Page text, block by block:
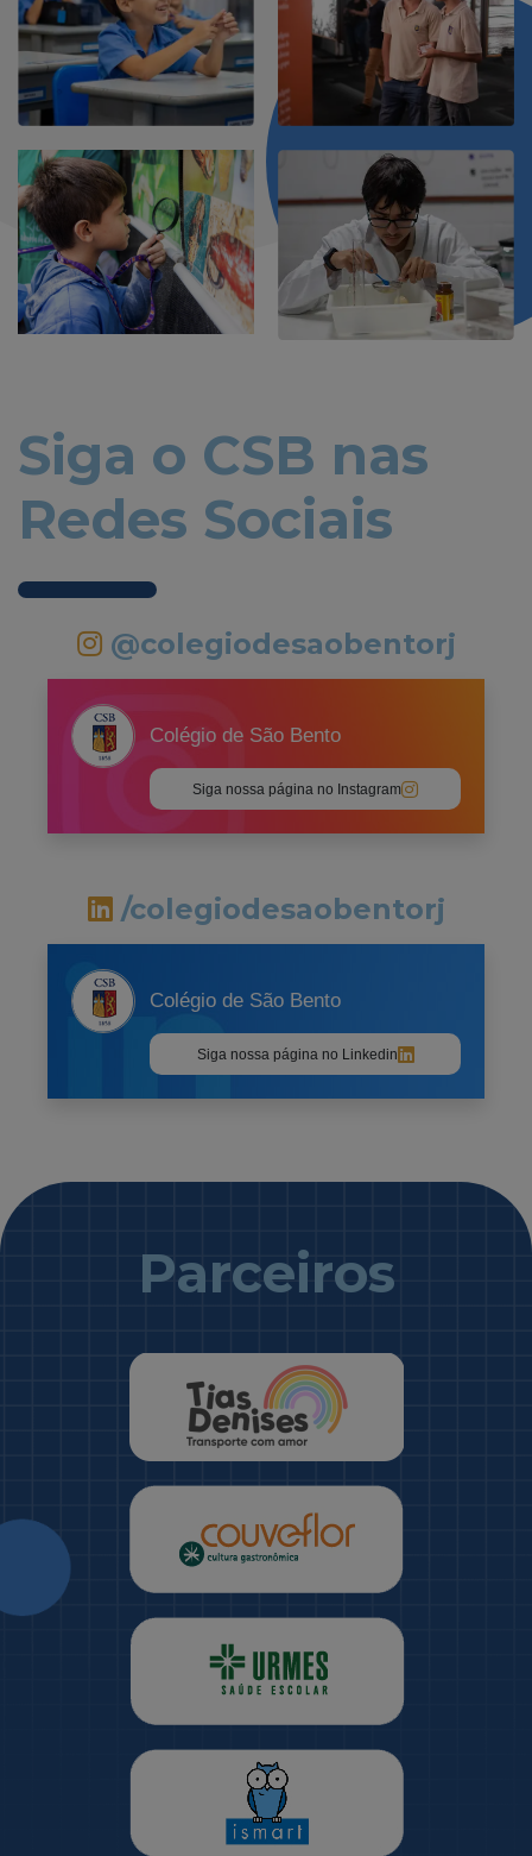
Siga o CSB nas
Redes Sociais
@colegiodesaobentorj
Colégio de São Bento
Siga nossa página no Instagram
/colegiodesaobentorj
Colégio de São Bento
Siga nossa página no Linkedin
Parceiros